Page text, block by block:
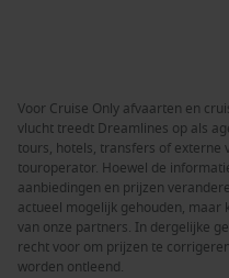
Voor Cruise Only afvaarten en
vlucht treedt Dreamlines op als
tours, hotels, transfers of externe
touroperator. Hoewel de
aanbiedingen en prijzen
actueel mogelijk gehouden, maar
van onze partners. In dergelijke
recht voor om prijzen te
worden ontleend.